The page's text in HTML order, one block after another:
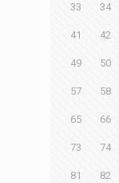
33 34
41 42
49 50
57 58
65 66
73 74
81 82